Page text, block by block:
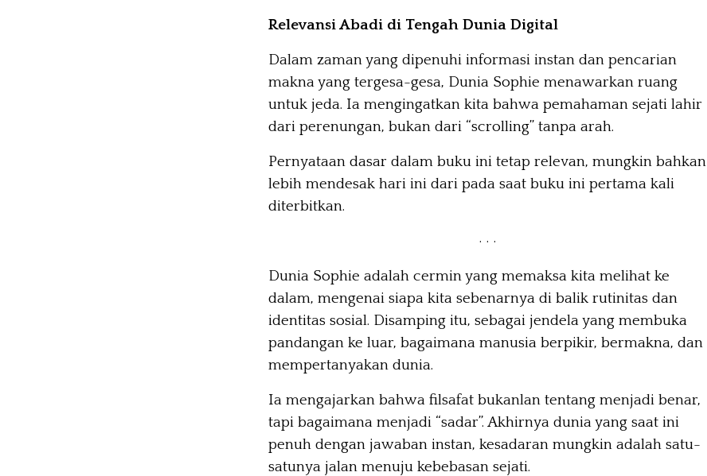
Relevansi Abadi di Tengah Dunia Digital
Dalam zaman yang dipenuhi informasi instan dan pencarian
makna yang tergesa-gesa, Dunia Sophie menawarkan ruang
untuk jeda. Ia mengingatkan kita bahwa pemahaman sejati lahir
dari perenungan, bukan dari “scrolling” tanpa arah.
Pernyataan dasar dalam buku ini tetap relevan, mungkin bahkan
lebih mendesak hari ini dari pada saat buku ini pertama kali
diterbitkan.
· · ·
Dunia Sophie adalah cermin yang memaksa kita melihat ke
dalam, mengenai siapa kita sebenarnya di balik rutinitas dan
identitas sosial. Disamping itu, sebagai jendela yang membuka
pandangan ke luar, bagaimana manusia berpikir, bermakna, dan
mempertanyakan dunia.
Ia mengajarkan bahwa filsafat bukanlan tentang menjadi benar,
tapi bagaimana menjadi “sadar”. Akhirnya dunia yang saat ini
penuh dengan jawaban instan, kesadaran mungkin adalah satu-
satunya jalan menuju kebebasan sejati.